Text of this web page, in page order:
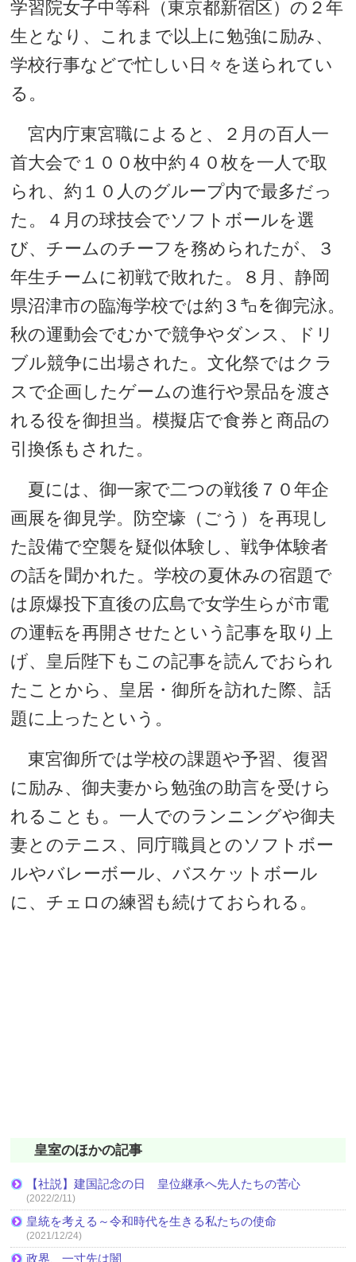
学習院女子中等科（東京都新宿区）の２年
生となり、これまで以上に勉強に励み、
学校行事などで忙しい日々を送られてい
る。
宮内庁東宮職によると、２月の百人一
首大会で１００枚中約４０枚を一人で取
られ、約１０人のグループ内で最多だっ
た。４月の球技会でソフトボールを選
び、チームのチーフを務められたが、３
年生チームに初戦で敗れた。８月、静岡
県沼津市の臨海学校では約３㌔を御完泳。
秋の運動会でむかで競争やダンス、ドリ
ブル競争に出場された。文化祭ではクラ
スで企画したゲームの進行や景品を渡さ
れる役を御担当。模擬店で食券と商品の
引換係もされた。
夏には、御一家で二つの戦後７０年企
画展を御見学。防空壕（ごう）を再現し
た設備で空襲を疑似体験し、戦争体験者
の話を聞かれた。学校の夏休みの宿題で
は原爆投下直後の広島で女学生らが市電
の運転を再開させたという記事を取り上
げ、皇后陛下もこの記事を読んでおられ
たことから、皇居・御所を訪れた際、話
題に上ったという。
東宮御所では学校の課題や予習、復習
に励み、御夫妻から勉強の助言を受けら
れることも。一人でのランニングや御夫
妻とのテニス、同庁職員とのソフトボー
ルやバレーボール、バスケットボール
に、チェロの練習も続けておられる。
皇室のほかの記事
【社説】建国記念の日 皇位継承へ先人たちの苦心
(2022/2/11)
皇統を考える～令和時代を生きる私たちの使命
(2021/12/24)
政界、一寸先は闇